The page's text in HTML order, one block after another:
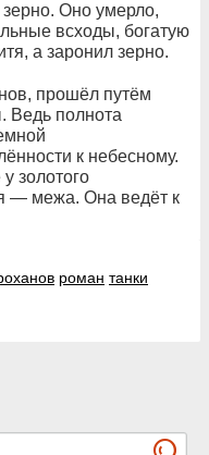
Оно умерло,
всходы, богатую
а заронил зерно.
прошёл путём
Ведь полнота
к небесному.
золотого
— межа. Она ведёт к
роман танки